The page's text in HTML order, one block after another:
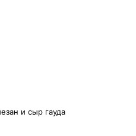
и сыр гауда